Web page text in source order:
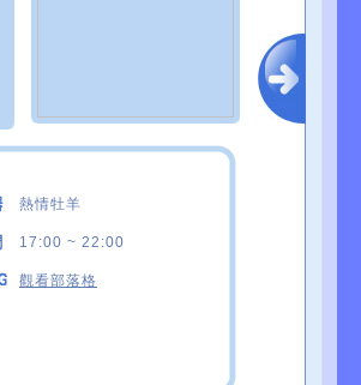
熱情牡羊
17:00 ~ 22:00
觀看部落格